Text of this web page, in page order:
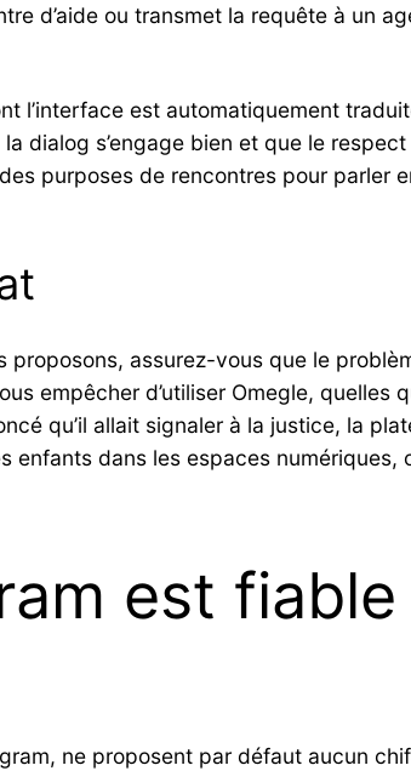
d’aide ou transmet la requête à un
l’interface est automatiquement
dialog s’engage bien et que le
purposes de rencontres pour parler
assurez-vous que le
empêcher d’utiliser Omegle,
qu’il allait signaler à la justice, la
enfants dans les espaces
est fiable
ne proposent par défaut aucun